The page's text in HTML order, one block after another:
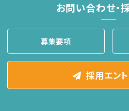
お問い合わせ・
募集要項
採用エン